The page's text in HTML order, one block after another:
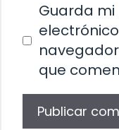
Guarda
que